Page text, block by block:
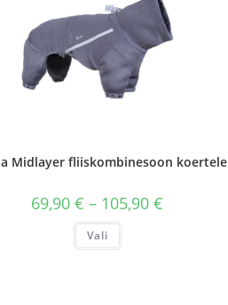
Midlayer fliiskombinesoon koertele
69,90€ – 105,90€
Vali
Sellel